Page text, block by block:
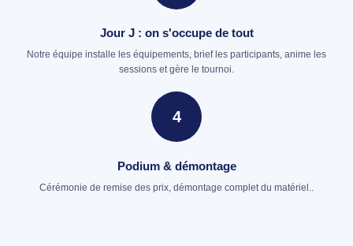
Jour J : on s'occupe de tout
Notre équipe installe les équipements, brief les participants, anime les
sessions et gère le tournoi.
4
Podium & démontage
Cérémonie de remise des prix, démontage complet du matériel..